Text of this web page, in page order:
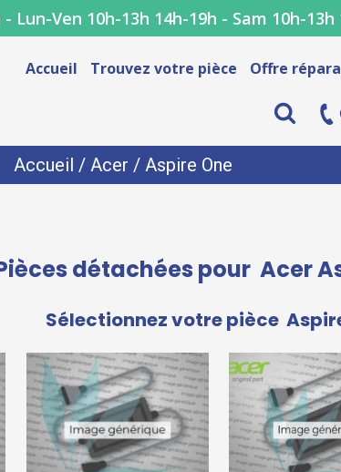
Ven 10h-13h 14h-19h - Sam 10h-13h
Accueil Trouvez votre pièce Offre
Accueil / Acer / Aspire One
détachées pour Acer
Sélectionnez votre pièce